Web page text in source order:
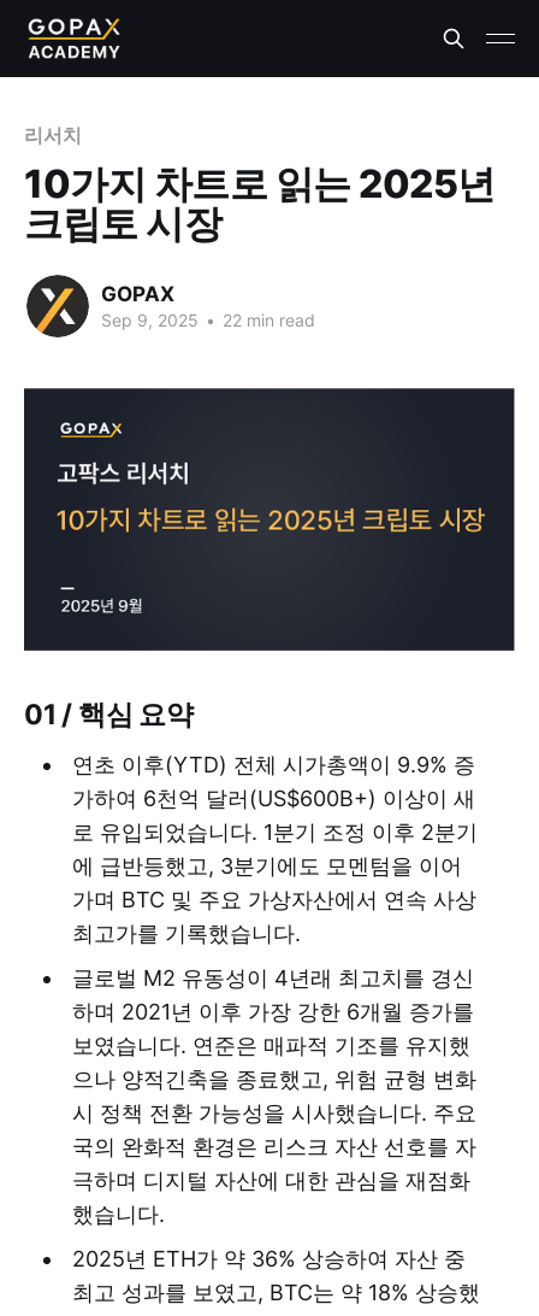
리서치
10가지 차트로 읽는 2025년
크립토 시장
GOPAX
Sep 9, 2025 • 22 min read
01 / 핵심 요약
연초 이후(YTD) 전체 시가총액이 9.9% 증
가하여 6천억 달러(US$600B+) 이상이 새
로 유입되었습니다. 1분기 조정 이후 2분기
에 급반등했고, 3분기에도 모멘텀을 이어
가며 BTC 및 주요 가상자산에서 연속 사상
최고가를 기록했습니다.
글로벌 M2 유동성이 4년래 최고치를 경신
하며 2021년 이후 가장 강한 6개월 증가를
보였습니다. 연준은 매파적 기조를 유지했
으나 양적긴축을 종료했고, 위험 균형 변화
시 정책 전환 가능성을 시사했습니다. 주요
국의 완화적 환경은 리스크 자산 선호를 자
극하며 디지털 자산에 대한 관심을 재점화
했습니다.
2025년 ETH가 약 36% 상승하여 자산 중
최고 성과를 보였고, BTC는 약 18% 상승했